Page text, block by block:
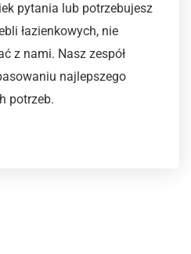
pytania lub potrzebujesz
łazienkowych, nie
z nami. Nasz zespół
najlepszego
potrzeb.